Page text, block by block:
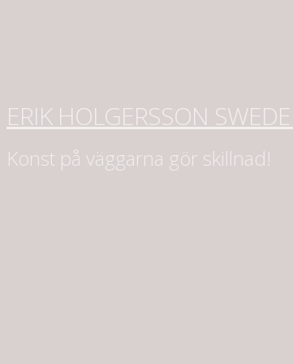
ERIK HOLGERSSON
Konst på väggarna gör skillnad!